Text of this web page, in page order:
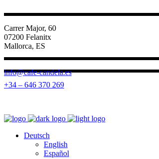
Carrer Major, 60
07200 Felanitx
Mallorca, ES
info@cafe-candela.es
+34 – 646 370 269
Deutsch
English
Español